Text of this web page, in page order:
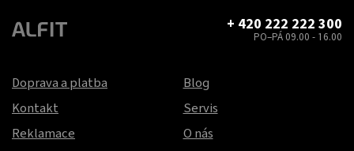
+ 420 222 222 300
PO–PÁ 09.00 - 16.00
Doprava a platba
Kontakt
Reklamace
Blog
Servis
O nás